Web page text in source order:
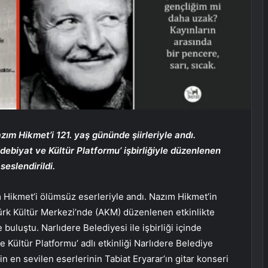
Hikmet’i 121. yaş gününde şiirleriyle andı.
ve Kültür Platformu’ işbirliğiyle düzenlenen
ölümsüz eserleriyle andı. Nazım Hikmet’in
Kültür Merkezi’nde (AKM) düzenlenen etkinlikte
Narlıdere Belediyesi ile işbirliği içinde
Platformu’ adlı etkinliği Narlıdere Belediye
en sevilen eserlerinin Tabiat Eryarar’ın gitar konseri